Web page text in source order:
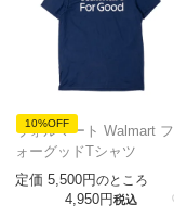
10%OFF
ウォルマート Walmart フ
ォーグッドTシャツ
定価 5,500 のところ
4,950 税込